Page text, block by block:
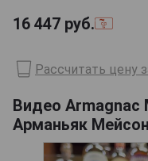
16 447 руб.
Рассчитать цену
Видео Armagnac
Арманьяк